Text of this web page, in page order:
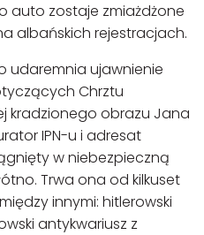
auto zostaje zmiażdżone
albańskich rejestracjach.
udaremnia ujawnienie
Chrztu
kradzionego obrazu Jana
IPN-u i adresat
w niebezpieczną
Trwa ona od kilkuset
innymi: hitlerowski
antykwariusz z